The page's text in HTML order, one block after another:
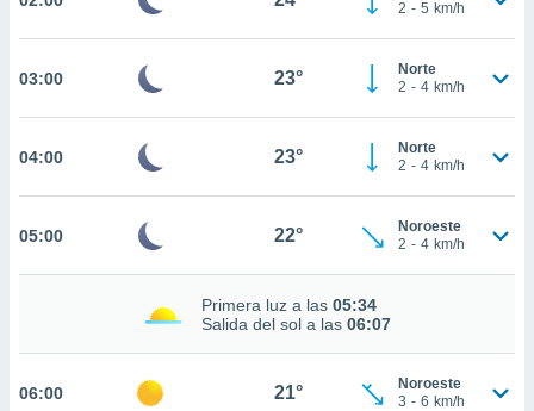
todas
nuestros
ACEPTAR
2 - 5 km/h
03:00 23°
Norte
2 - 4 km/h
04:00 23°
Norte
2 - 4 km/h
05:00 22°
Noroeste
2 - 4 km/h
Primera luz a las 05:34
Salida del sol a las 06:07
06:00 21°
Noroeste
3 - 6 km/h